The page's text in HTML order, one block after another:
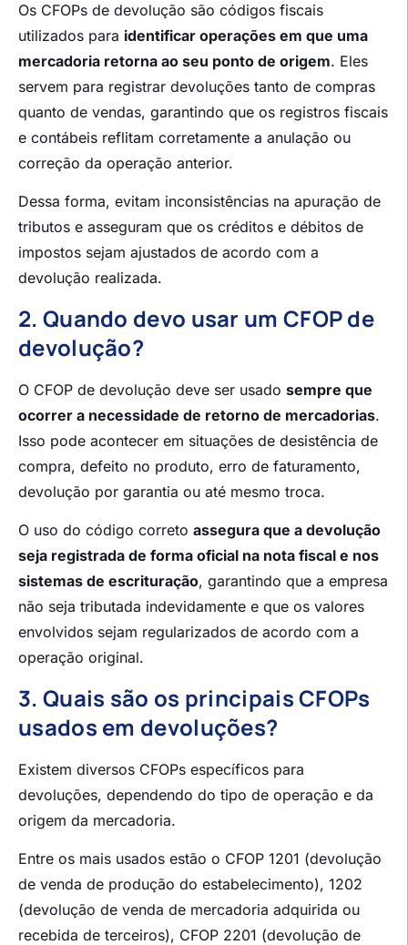
Os CFOPs de devolução são códigos fiscais
utilizados para identificar operações em que uma
mercadoria retorna ao seu ponto de origem. Eles
servem para registrar devoluções tanto de compras
quanto de vendas, garantindo que os registros fiscais
e contábeis reflitam corretamente a anulação ou
correção da operação anterior.
Dessa forma, evitam inconsistências na apuração de
tributos e asseguram que os créditos e débitos de
impostos sejam ajustados de acordo com a
devolução realizada.
2. Quando devo usar um CFOP de
devolução?
O CFOP de devolução deve ser usado sempre que
ocorrer a necessidade de retorno de mercadorias.
Isso pode acontecer em situações de desistência de
compra, defeito no produto, erro de faturamento,
devolução por garantia ou até mesmo troca.
O uso do código correto assegura que a devolução
seja registrada de forma oficial na nota fiscal e nos
sistemas de escrituração, garantindo que a empresa
não seja tributada indevidamente e que os valores
envolvidos sejam regularizados de acordo com a
operação original.
3. Quais são os principais CFOPs
usados em devoluções?
Existem diversos CFOPs específicos para
devoluções, dependendo do tipo de operação e da
origem da mercadoria.
Entre os mais usados estão o CFOP 1201 (devolução
de venda de produção do estabelecimento), 1202
(devolução de venda de mercadoria adquirida ou
recebida de terceiros), CFOP 2201 (devolução de